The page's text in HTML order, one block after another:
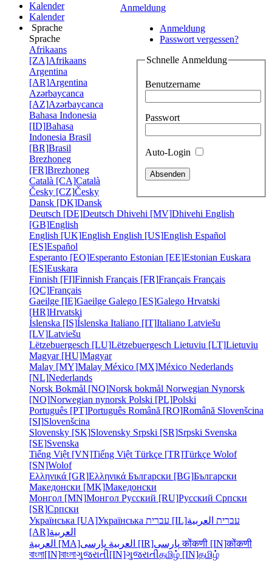
Anmeldung
Anmeldung
Passwort vergessen?
Schnelle Anmeldung
Benutzername
Passwort
Auto-Login
Kalender
Kalender
Sprache
Sprache
Afrikaans
[ZA]Afrikaans
Argentina
[AR]Argentina
Azərbaycanca
[AZ]Azərbaycanca
Bahasa Indonesia
[ID]Bahasa
Indonesia Brasil
[BR]Brasil
Brezhoneg
[FR]Brezhoneg
Català [CA]Català
Česky [CZ]Česky
Dansk [DK]Dansk
Deutsch [DE]Deutsch Dhivehi [MV]Dhivehi English
[GB]English
English [UK]English English [US]English Español
[ES]Español
Esperanto [EO]Esperanto Estonian [EE]Estonian Euskara
[ES]Euskara
Finnish [FI]Finnish Français [FR]Français Français
[QC]Français
Gaeilge [IE]Gaeilge Galego [ES]Galego Hrvatski
[HR]Hrvatski
Íslenska [IS]Íslenska Italiano [IT]Italiano Latviešu
[LV]Latviešu
Lëtzebuergesch [LU]Lëtzebuergesch Lietuviu [LT]Lietuviu
Magyar [HU]Magyar
Malay [MY]Malay México [MX]México Nederlands
[NL]Nederlands
Norsk Bokmål [NO]Norsk bokmål Norwegian Nynorsk
[NO]Norwegian nynorsk Polski [PL]Polski
Português [PT]Português Română [RO]Română Slovenšcina
[SI]Slovenšcina
Slovensky [SK]Slovensky Srpski [SR]Srpski Svenska
[SE]Svenska
Tiếng Việt [VN]Tiếng Việt Türkçe [TR]Türkçe Wolof
[SN]Wolof
Ελληνικά [GR]Ελληνικά Български [BG]Български
Македонски [MK]Македонски
Монгол [MN]Монгол Русский [RU]Русский Српски
[SR]Српски
Українська [UA]Українська עברית [IL] עברית العربية
[AR]العربية
العربية [MA]
العربية پارسی [IR] پارسیकोंकणी [IN]कोंकणी
বাংলা[IN]বাংলাગુજરાતી[IN]ગુજરાતીதமிழ் [IN]தமிழ்